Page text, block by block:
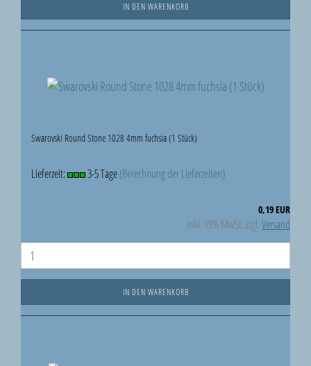
IN DEN WARENKORB
Swarovski Round Stone 1028 4mm fuchsia (1 Stück)
Lieferzeit: 3-5 Tage(Berechnung der Lieferzeiten)
0,19 EUR
inkl. 19% MwSt. zzgl.Versand
IN DEN WARENKORB